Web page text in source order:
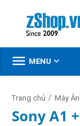
 MENU 
Trang chủ / Máy
Sony A1